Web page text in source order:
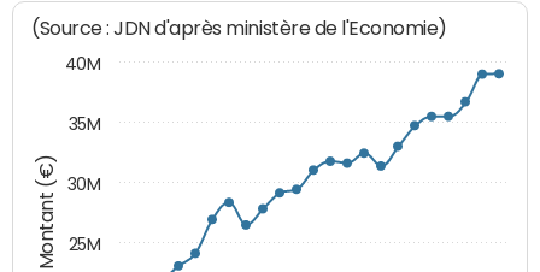
Montant (€)
(Source : JDN d'après ministère de l'Economie)
25M
30M
35M
40M